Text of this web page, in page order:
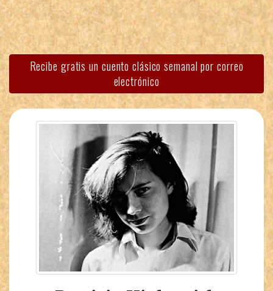
Recibe gratis un cuento clásico semanal por correo
electrónico